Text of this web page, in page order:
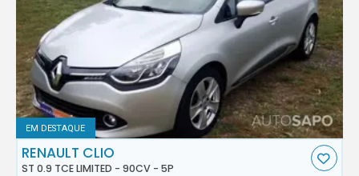
EM DESTAQUE
RENAULT CLIO
ST 0.9 TCE LIMITED - 90CV - 5P